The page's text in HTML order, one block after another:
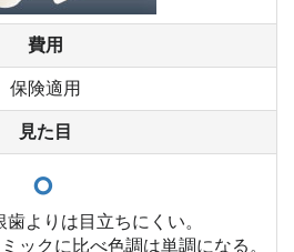
費用
保険適用
見た目
○
歯よりは目立ちにくい。
ックに比べ色調は単調になる。